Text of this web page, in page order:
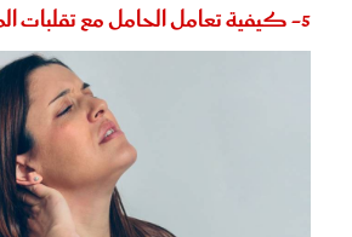
5- كيفية تعامل الحامل مع تقلبات المزاج